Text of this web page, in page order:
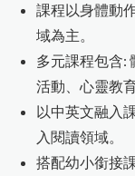
課程以身體動
域為主。
多元課程包含:
活動、心靈教育
以中英文融入
入閱讀領域。
搭配幼小銜接